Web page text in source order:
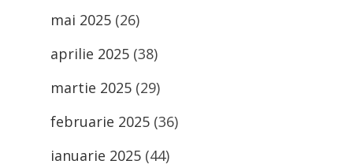
mai 2025 (26)
aprilie 2025 (38)
martie 2025 (29)
februarie 2025 (36)
ianuarie 2025 (44)